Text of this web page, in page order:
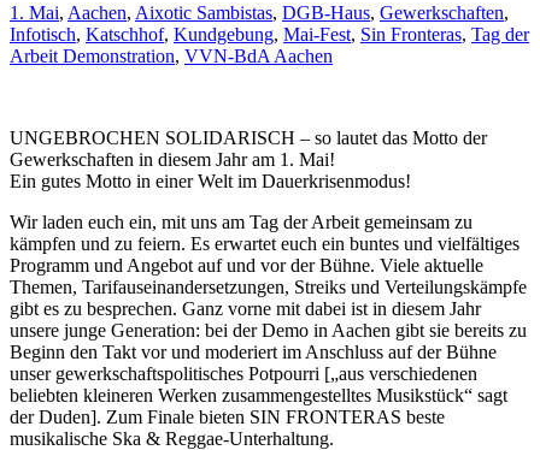
1. Mai, Aachen, Aixotic Sambistas, DGB-Haus, Gewerkschaften,
Infotisch, Katschhof, Kundgebung, Mai-Fest, Sin Fronteras, Tag der
Arbeit Demonstration, VVN-BdA Aachen
UNGEBROCHEN SOLIDARISCH – so lautet das Motto der
Gewerkschaften in diesem Jahr am 1. Mai!
Ein gutes Motto in einer Welt im Dauerkrisenmodus!
Wir laden euch ein, mit uns am Tag der Arbeit gemeinsam zu
kämpfen und zu feiern. Es erwartet euch ein buntes und vielfältiges
Programm und Angebot auf und vor der Bühne. Viele aktuelle
Themen, Tarifauseinandersetzungen, Streiks und Verteilungskämpfe
gibt es zu besprechen. Ganz vorne mit dabei ist in diesem Jahr
unsere junge Generation: bei der Demo in Aachen gibt sie bereits zu
Beginn den Takt vor und moderiert im Anschluss auf der Bühne
unser gewerkschaftspolitisches Potpourri [„aus verschiedenen
beliebten kleineren Werken zusammengestelltes Musikstück“ sagt
der Duden]. Zum Finale bieten SIN FRONTERAS beste
musikalische Ska & Reggae-Unterhaltung.